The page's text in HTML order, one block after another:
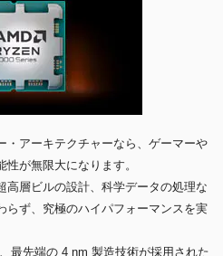
・アーキテクチャーなら、ゲーマーや
が無限大になります。
高層ビルの設計、科学データの処理な
らず、究極のハイパフォーマンスを実
最先端の 4 nm 製造技術が採用された